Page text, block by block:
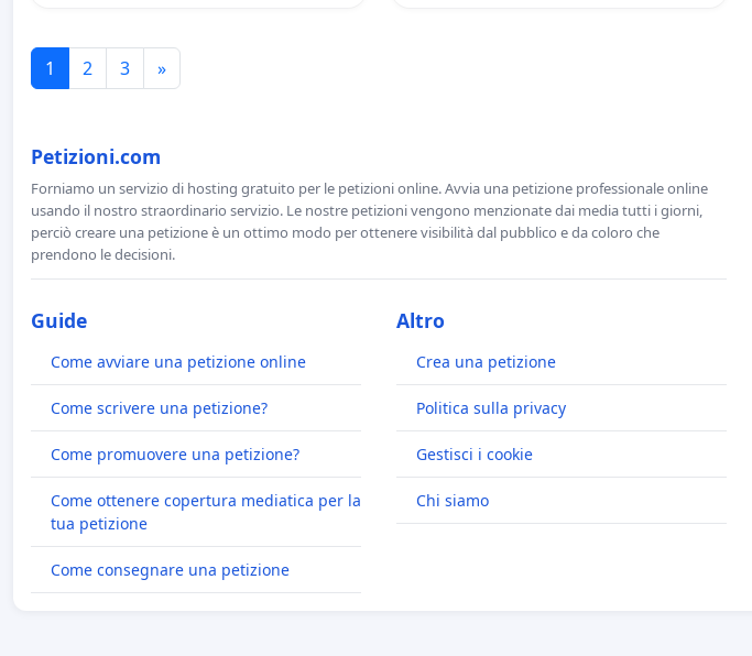
1 2 3 »
Petizioni.com
Forniamo un servizio di hosting gratuito per le petizioni online. Avvia una petizione professionale online
usando il nostro straordinario servizio. Le nostre petizioni vengono menzionate dai media tutti i giorni,
perciò creare una petizione è un ottimo modo per ottenere visibilità dal pubblico e da coloro che
prendono le decisioni.
Guide
Come avviare una petizione online
Come scrivere una petizione?
Come promuovere una petizione?
Come ottenere copertura mediatica per la
tua petizione
Come consegnare una petizione
Altro
Crea una petizione
Politica sulla privacy
Gestisci i cookie
Chi siamo